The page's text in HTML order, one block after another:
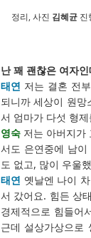
정리, 사진 김혜균 진
난 꽤 괜찮은 여자
태연 저는 결혼 전
되니까 세상이 원망
서 엄마가 다섯 형
영숙 저는 아버지가
서도 은연중에 남
도 없고, 많이 우울
태연 옛날엔 나이
서 갔어요. 힘든 상
경제적으로 힘들어
근데 설상가상으로